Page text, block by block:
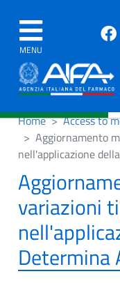
MENU
Home
Access to
Aggiornamento
nell'applicazione
variazioni
Determina